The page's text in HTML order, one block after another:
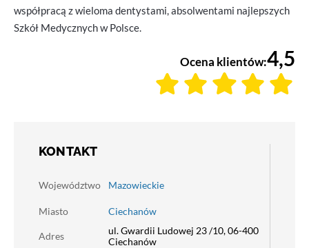
współpracą z wieloma dentystami, absolwentami najlepszych
Szkół Medycznych w Polsce.
Ocena klientów:4,5
KONTAKT
Województwo Mazowieckie
Miasto Ciechanów
Adres
ul. Gwardii Ludowej 23 /10, 06-400
Ciechanów